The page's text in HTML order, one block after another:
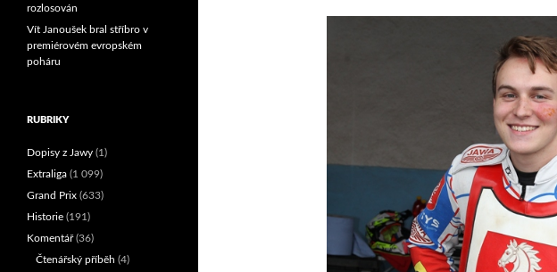
rozlosován
Vít Janoušek bral stříbro v
premiérovém evropském
poháru
RUBRIKY
Dopisy z Jawy (1)
Extraliga (1 099)
Grand Prix (633)
Historie (191)
Komentář(36)
Čtenářský příběh (4)